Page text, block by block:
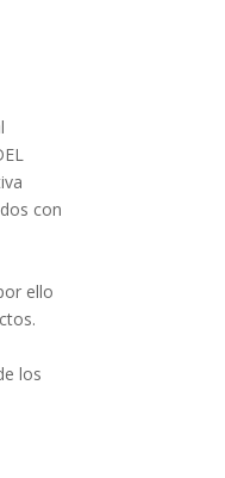
con
ello
los